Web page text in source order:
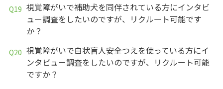
視覚障がいで補助犬を同伴されている方にインタビ
ュー調査をしたいのですが、リクルート可能です
か？
視覚障がいで白状盲人安全つえを使っている方にイ
ンタビュー調査をしたいのですが、リクルート可能
ですか？